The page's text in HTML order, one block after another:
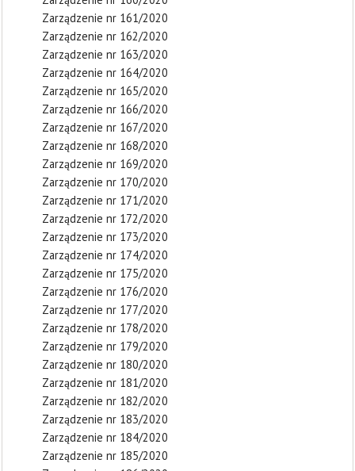
Zarządzenie nr 161/2020
Zarządzenie nr 162/2020
Zarządzenie nr 163/2020
Zarządzenie nr 164/2020
Zarządzenie nr 165/2020
Zarządzenie nr 166/2020
Zarządzenie nr 167/2020
Zarządzenie nr 168/2020
Zarządzenie nr 169/2020
Zarządzenie nr 170/2020
Zarządzenie nr 171/2020
Zarządzenie nr 172/2020
Zarządzenie nr 173/2020
Zarządzenie nr 174/2020
Zarządzenie nr 175/2020
Zarządzenie nr 176/2020
Zarządzenie nr 177/2020
Zarządzenie nr 178/2020
Zarządzenie nr 179/2020
Zarządzenie nr 180/2020
Zarządzenie nr 181/2020
Zarządzenie nr 182/2020
Zarządzenie nr 183/2020
Zarządzenie nr 184/2020
Zarządzenie nr 185/2020